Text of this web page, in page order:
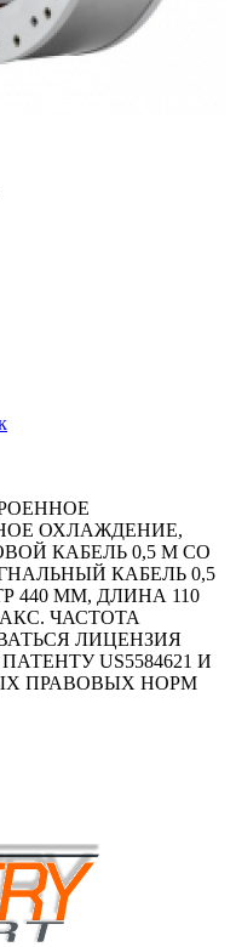
ОХЛАЖДЕНИЕ,
КАБЕЛЬ 0,5 М СО
КАБЕЛЬ 0,5
440 ММ, ДЛИНА 110
ЧАСТОТА
ЛИЦЕНЗИЯ
US5584621 И
ПРАВОВЫХ НОРМ